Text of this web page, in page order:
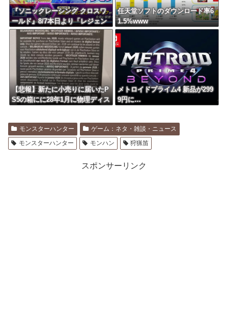
『ソニックレーシング クロスワ
ールド』8/7本日より「レジェン
ドコンペ ラウンド7」が開催！参
加者には「ソニックサマーステ
ッカー」プレゼント
任天堂ソフトのダウンロード率6
1.5%www
【悲報】新たに小売りに届いたP
S5の箱にに28年1月に物理ディス
メトロイドプライム4 新品が299
9円に…
モンスターハンター
ゲーム：ネタ・雑談・ニュース
モンスターハンター
モンハン 狩猟笛
スポンサーリンク